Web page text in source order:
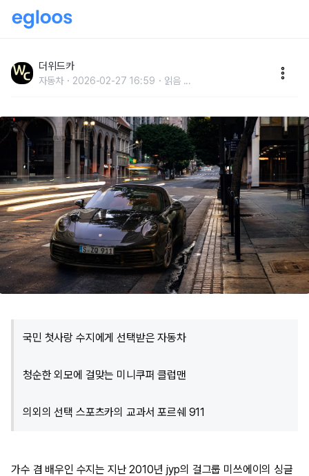
의 엄청난 가격
더위드카
자동차 2026-02-27 16:59 읽음 ...
국민 첫사랑 수지에게 선택받은 자동차
청순한 외모에 걸맞는 미니쿠퍼 클럽맨
의외의 선택 스포츠카의 교과서 포르쉐 911
가수 겸 배우인 수지는 지난 2010년 jyp의 걸그룹 미쓰에이의 싱글